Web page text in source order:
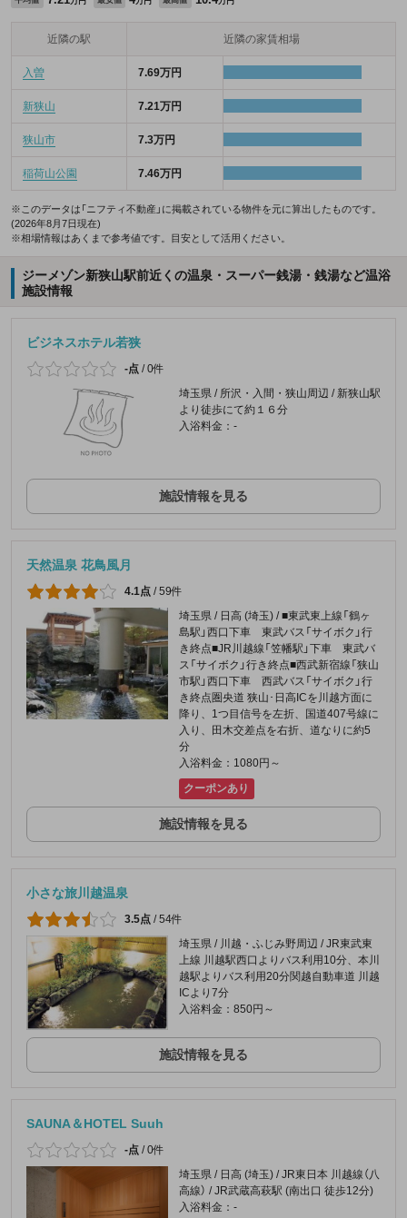
近隣の駅 近隣の家賃相場
入曽 7.69万円
新狭山 7.21万円
狭山市 7.3万円
稲荷山公園 7.46万円
※このデータは「ニフティ不動産」に掲載されている物件を元に算出したものです。
(2026年8月7日現在)
※相場情報はあくまで参考値です。目安として活用ください。
ジーメゾン新狭山駅前近くの温泉・スーパー銭湯・銭湯など温浴
施設情報
ビジネスホテル若狭
-点 /0件
埼玉県 / 所沢・入間・狭山周辺 / 新狭山駅
より徒歩にて約１６分
入浴料金：-
施設情報を見る
天然温泉 花鳥風月
4.1点 /59件
埼玉県 / 日高 (埼玉) / ■東武東上線「鶴ヶ
島駅」西口下車 東武バス「サイボク」行
き終点■JR川越線「笠幡駅」下車 東武バ
ス「サイボク」行き終点■西武新宿線「狭山
市駅」西口下車 西武バス「サイボク」行
き終点圏央道 狭山･日高ICを川越方面に
降り、1つ目信号を左折、国道407号線に
入り、田木交差点を右折、道なりに約5
分
入浴料金：1080円～
クーポンあり
施設情報を見る
小さな旅川越温泉
3.5点 /54件
埼玉県 / 川越・ふじみ野周辺 / JR東武東
上線 川越駅西口よりバス利用10分、本川
越駅よりバス利用20分関越自動車道 川越
ICより7分
入浴料金：850円～
施設情報を見る
SAUNA＆HOTEL Suuh
-点 /0件
埼玉県 / 日高 (埼玉) / JR東日本 川越線（八
高線） / JR武蔵高萩駅 (南出口 徒歩12分)
入浴料金：-